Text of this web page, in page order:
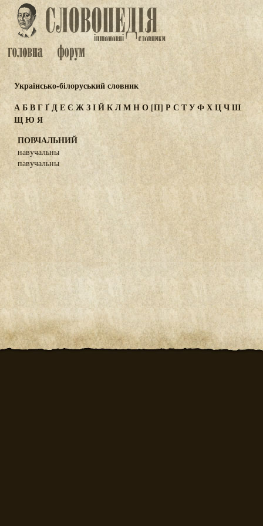
Українсько-білоруський словник
АБВГҐДЕЄ ЖЗІЙКЛМНО[П] Р С ТУФХЦЧШ
ЩЮ Я
ПОВЧАЛЬНИЙ
навучальны
павучальны